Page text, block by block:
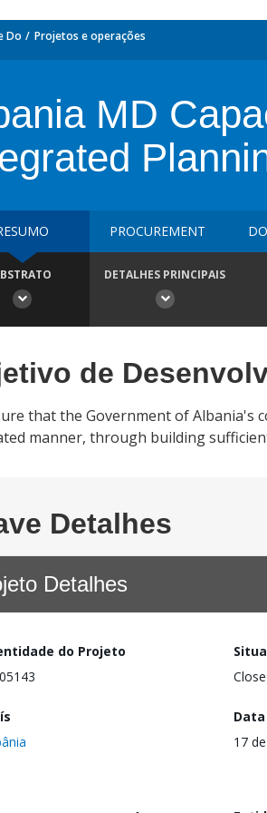
Do Projetos e operações
MD
PROCUREMENT
DETALHES PRINCIPAIS
de
that the Government of Albania's
manner, through building
Detalhes
Detalhes
do Projeto
17